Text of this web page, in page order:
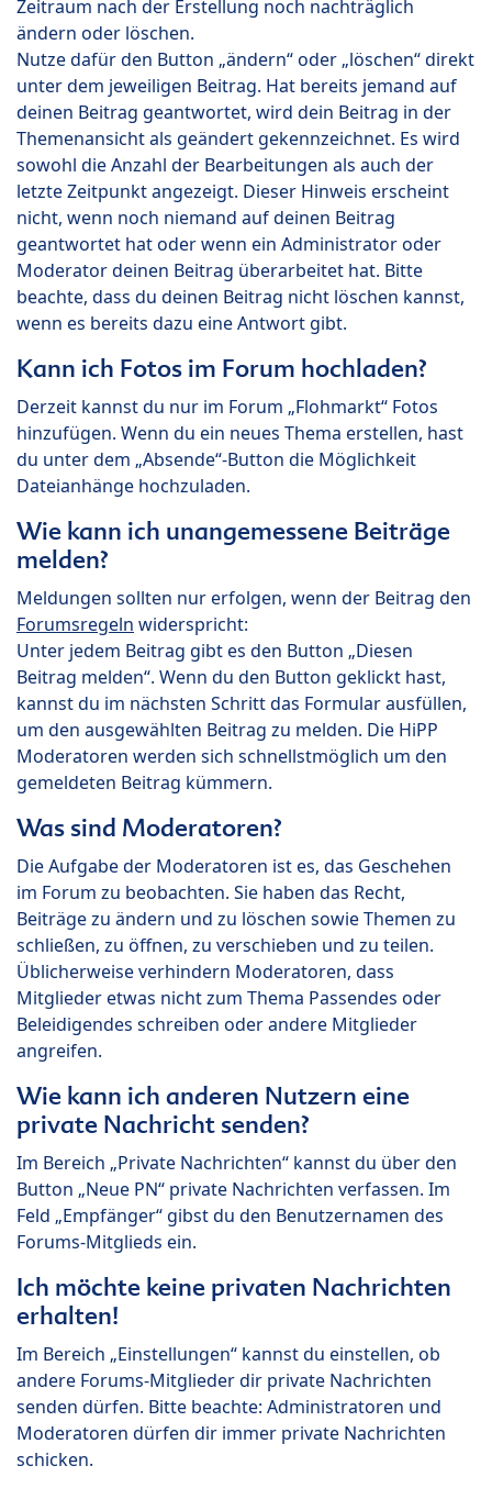
Zeitraum nach der Erstellung noch nachträglich
ändern oder löschen.
Nutze dafür den Button „ändern“ oder „löschen“ direkt
unter dem jeweiligen Beitrag. Hat bereits jemand auf
deinen Beitrag geantwortet, wird dein Beitrag in der
Themenansicht als geändert gekennzeichnet. Es wird
sowohl die Anzahl der Bearbeitungen als auch der
letzte Zeitpunkt angezeigt. Dieser Hinweis erscheint
nicht, wenn noch niemand auf deinen Beitrag
geantwortet hat oder wenn ein Administrator oder
Moderator deinen Beitrag überarbeitet hat. Bitte
beachte, dass du deinen Beitrag nicht löschen kannst,
wenn es bereits dazu eine Antwort gibt.
Kann ich Fotos im Forum hochladen?
Derzeit kannst du nur im Forum „Flohmarkt“ Fotos
hinzufügen. Wenn du ein neues Thema erstellen, hast
du unter dem „Absende“-Button die Möglichkeit
Dateianhänge hochzuladen.
Wie kann ich unangemessene Beiträge
melden?
Meldungen sollten nur erfolgen, wenn der Beitrag den
Forumsregeln widerspricht:
Unter jedem Beitrag gibt es den Button „Diesen
Beitrag melden“. Wenn du den Button geklickt hast,
kannst du im nächsten Schritt das Formular ausfüllen,
um den ausgewählten Beitrag zu melden. Die HiPP
Moderatoren werden sich schnellstmöglich um den
gemeldeten Beitrag kümmern.
Was sind Moderatoren?
Die Aufgabe der Moderatoren ist es, das Geschehen
im Forum zu beobachten. Sie haben das Recht,
Beiträge zu ändern und zu löschen sowie Themen zu
schließen, zu öffnen, zu verschieben und zu teilen.
Üblicherweise verhindern Moderatoren, dass
Mitglieder etwas nicht zum Thema Passendes oder
Beleidigendes schreiben oder andere Mitglieder
angreifen.
Wie kann ich anderen Nutzern eine
private Nachricht senden?
Im Bereich „Private Nachrichten“ kannst du über den
Button „Neue PN“ private Nachrichten verfassen. Im
Feld „Empfänger“ gibst du den Benutzernamen des
Forums-Mitglieds ein.
Ich möchte keine privaten Nachrichten
erhalten!
Im Bereich „Einstellungen“ kannst du einstellen, ob
andere Forums-Mitglieder dir private Nachrichten
senden dürfen. Bitte beachte: Administratoren und
Moderatoren dürfen dir immer private Nachrichten
schicken.